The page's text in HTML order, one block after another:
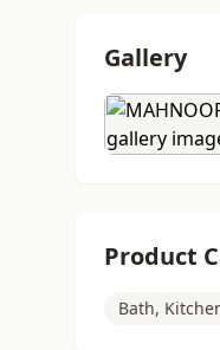
Gallery
Product
Bath,